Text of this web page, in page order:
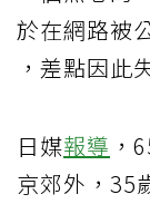
於在網路被
，差點因此
日媒報導 ，
京郊外，35